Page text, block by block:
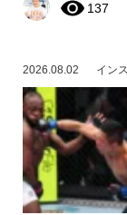
137
2026.08.02 イン